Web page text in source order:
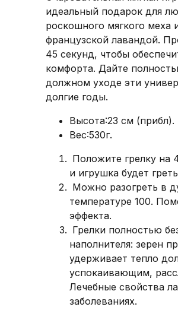
идеальный подарок для
роскошного мягкого
французской лавандой.
45 секунд, чтобы
комфорта. Дайте
должном уходе эти
долгие годы.
Высота:23 см (прибл).
Вес:530г.
Положите грелку на
и игрушка будет
Можно разогреть в
температуре 100.
эффекта.
Грелки полностью
наполнителя: зерен
удерживает тепло
успокаивающим,
Лечебные свойства
заболеваниях.